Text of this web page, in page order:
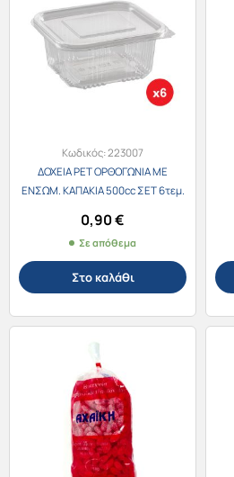
Κωδικός:223007
ΔΟΧΕΙΑ PET ΟΡΘΟΓΩΝΙΑ ΜΕ
ΕΝΣΩΜ. ΚΑΠΑΚΙΑ 500cc ΣΕΤ 6τεμ.
0,90€
Σε απόθεμα
Στο καλάθι